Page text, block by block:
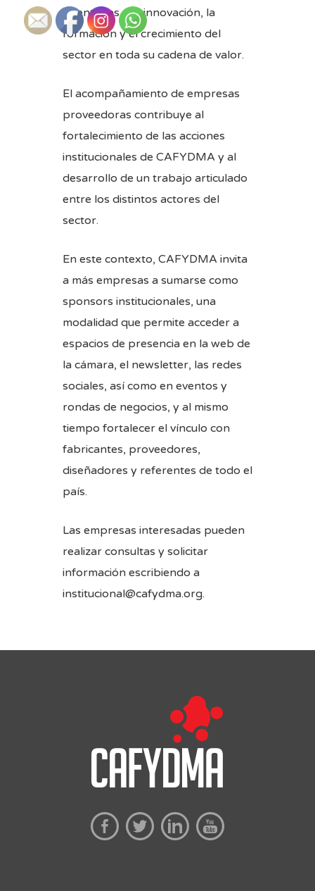
orientadas a la innovación, la
formación y el crecimiento del
sector en toda su cadena de valor.
El acompañamiento de empresas
proveedoras contribuye al
fortalecimiento de las acciones
institucionales de CAFYDMA y al
desarrollo de un trabajo articulado
entre los distintos actores del
sector.
En este contexto, CAFYDMA invita
a más empresas a sumarse como
sponsors institucionales, una
modalidad que permite acceder a
espacios de presencia en la web de
la cámara, el newsletter, las redes
sociales, así como en eventos y
rondas de negocios, y al mismo
tiempo fortalecer el vínculo con
fabricantes, proveedores,
diseñadores y referentes de todo el
país.
Las empresas interesadas pueden
realizar consultas y solicitar
información escribiendo a
institucional@cafydma.org.